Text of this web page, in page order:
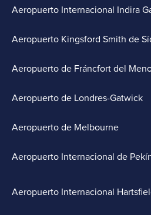
Aeropuerto Internacional Indira
Aeropuerto Kingsford Smith de
Aeropuerto de Fráncfort del
Aeropuerto de Londres-Gatwick
Aeropuerto de Melbourne
Aeropuerto Internacional de
Aeropuerto Internacional